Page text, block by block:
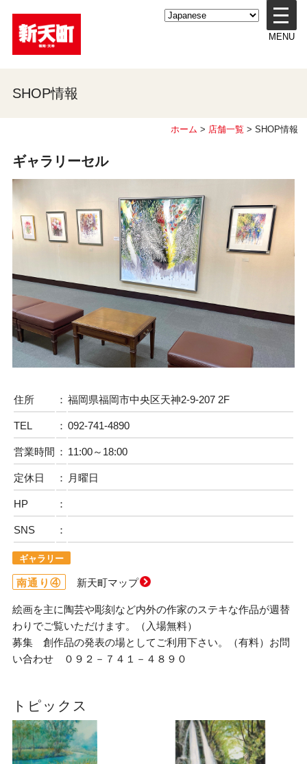
メ
ニ
ュ
MENU
SHOP情報
ホーム > 店舗一覧 > SHOP情報
ギャラリーセル
住所 ： 福岡県福岡市中央区天神2-9-207 2F
TEL ： 092-741-4890
営業時間 ： 11:00～18:00
定休日 ： 月曜日
HP ：
SNS ：
ギャラリー
南通り④ 新天町マップ
絵画を主に陶芸や彫刻など内外の作家のステキな作品が週替
わりでご覧いただけます。（入場無料）
募集 創作品の発表の場としてご利用下さい。（有料）お問
い合わせ ０９２－７４１－４８９０
トピックス